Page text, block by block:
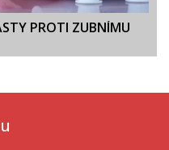
PROTI ZUBNÍMU